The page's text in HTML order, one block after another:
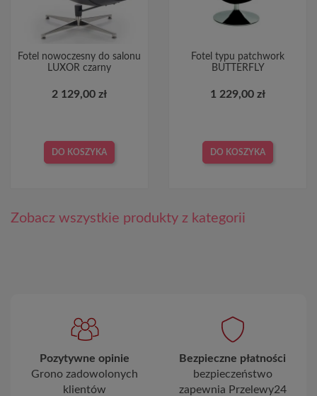
Fotel nowoczesny do salonu
LUXOR czarny
2 129,00 zł
DO KOSZYKA
Fotel typu patchwork
BUTTERFLY
1 229,00 zł
DO KOSZYKA
Zobacz wszystkie produkty z kategorii
Pozytywne opinie
Grono zadowolonych
klientów
Bezpieczne płatności
bezpieczeństwo
zapewnia Przelewy24